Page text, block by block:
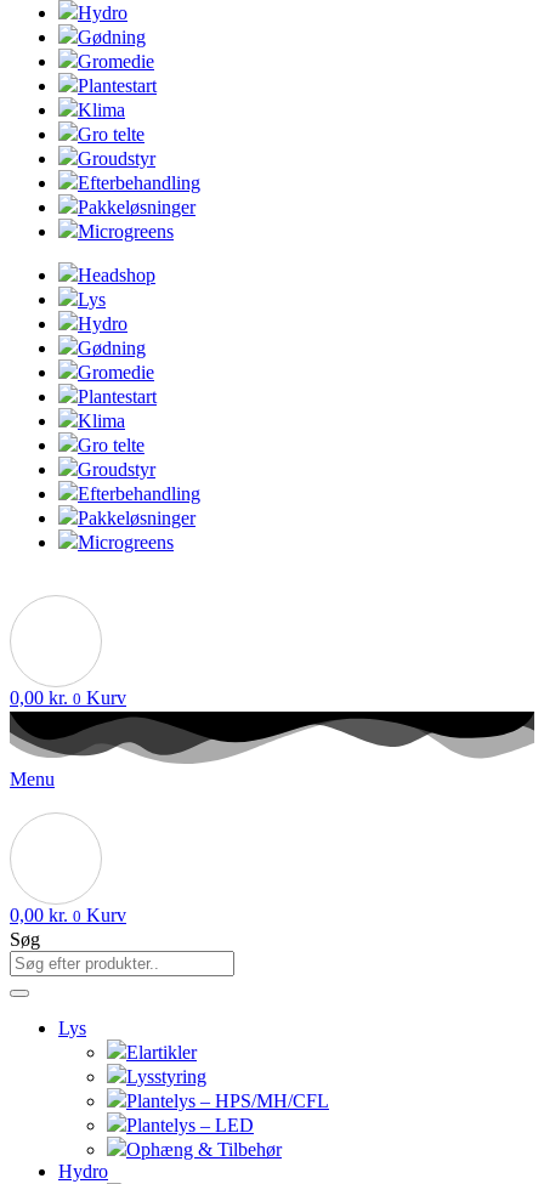
Hydro
Gødning
Gromedie
Plantestart
Klima
Gro telte
Groudstyr
Efterbehandling
Pakkeløsninger
Microgreens
Headshop
Lys
Hydro
Gødning
Gromedie
Plantestart
Klima
Gro telte
Groudstyr
Efterbehandling
Pakkeløsninger
Microgreens
0,00 kr. 0 Kurv
Menu
0,00 kr. 0 Kurv
Søg
Lys
Elartikler
Lysstyring
Plantelys – HPS/MH/CFL
Plantelys – LED
Ophæng & Tilbehør
Hydro